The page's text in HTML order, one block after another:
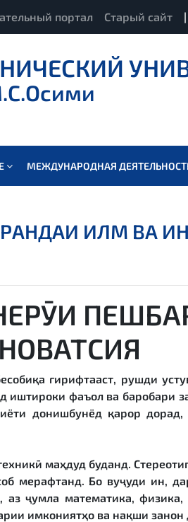
портал Старый сайт |
МЕЖДУНАРОДНАЯ
ИЛМ ВА
гирифтааст, рушди
фаъол ва баробари
донишбунёд қарор
маҳдуд буданд.
мерафтанд. Бо вуҷуди ин,
ҷумла математика,
имкониятҳо ва нақши